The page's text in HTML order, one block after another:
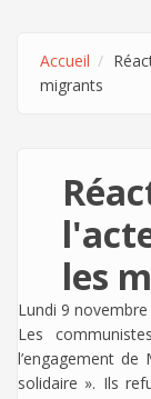
Accueil
migrants
les
Lundi 9 novembre
Les
l’engagement
solidaire ». Ils